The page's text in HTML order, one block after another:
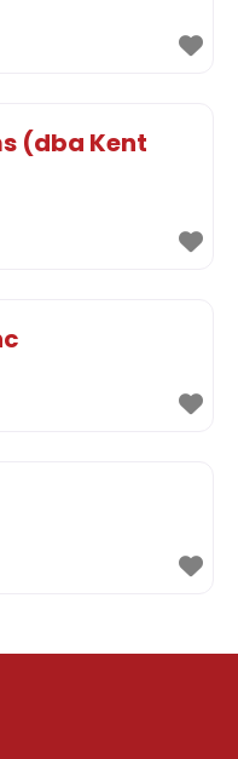
(dba Kent